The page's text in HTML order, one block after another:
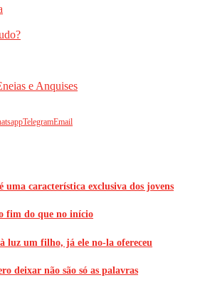
e Anquises
TelegramEmail
uma característica exclusiva dos jovens
fim do que no início
luz um filho, já ele no-la ofereceu
deixar não são só as palavras